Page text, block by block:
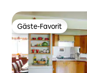
Gäste-Favorit
Gäste-Favorit